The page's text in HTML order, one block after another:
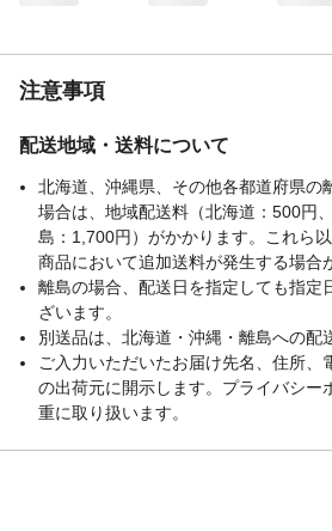
注意事項
配送地域・送料について
北海道、沖縄県、その他各都道府県の
場合は、地域配送料（北海道：500円
島：1,700円）がかかります。これら
商品において追加送料が発生する場合
離島の場合、配送日を指定しても指定
ざいます。
別送品は、北海道・沖縄・離島への配
ご入力いただいたお届け先名、住所、
の出荷元に開示します。プライバシー
重に取り扱います。